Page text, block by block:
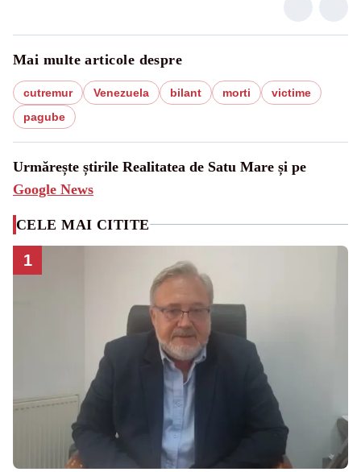
Mai multe articole despre
cutremur Venezuela bilant morti
victime
pagube
Urmărește știrile Realitatea de Satu Mare și pe
Google News
CELE MAI CITITE
1